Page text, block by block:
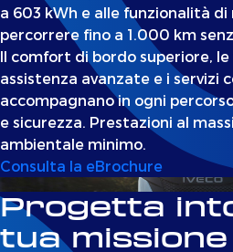
a 603 kWh e alle funzionalità
percorrere fino a 1.000 km
Il comfort di bordo superiore,
assistenza avanzate e i servizi
accompagnano in ogni
e sicurezza. Prestazioni al
ambientale minimo.
Consulta la eBrochure
Progetta
tua missione